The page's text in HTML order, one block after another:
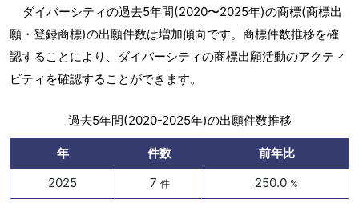
ダイバーシティの過去5年間(2020〜2025年)の商標(商標出
願・登録商標)の出願件数は増加傾向です。商標件数推移を確
認することにより、ダイバーシティの商標出願活動のアクティ
ビティを確認することができます。
過去5年間(2020-2025年)の出願件数推移
年 件数
前年比
2025
7 件 250.0 %